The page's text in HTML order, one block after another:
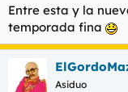
Entre esta y la
temporada fina
Asiduo